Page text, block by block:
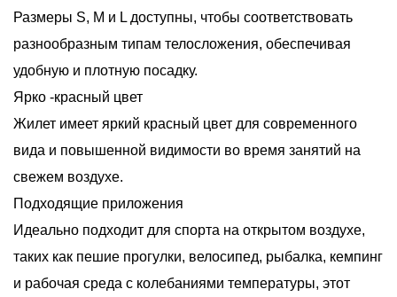
Размеры S, M и L доступны, чтобы соответствовать
разнообразным типам телосложения, обеспечивая
удобную и плотную посадку.
Ярко -красный цвет
Жилет имеет яркий красный цвет для современного
вида и повышенной видимости во время занятий на
свежем воздухе.
Подходящие приложения
Идеально подходит для спорта на открытом воздухе,
таких как пешие прогулки, велосипед, рыбалка, кемпинг
и рабочая среда с колебаниями температуры, этот